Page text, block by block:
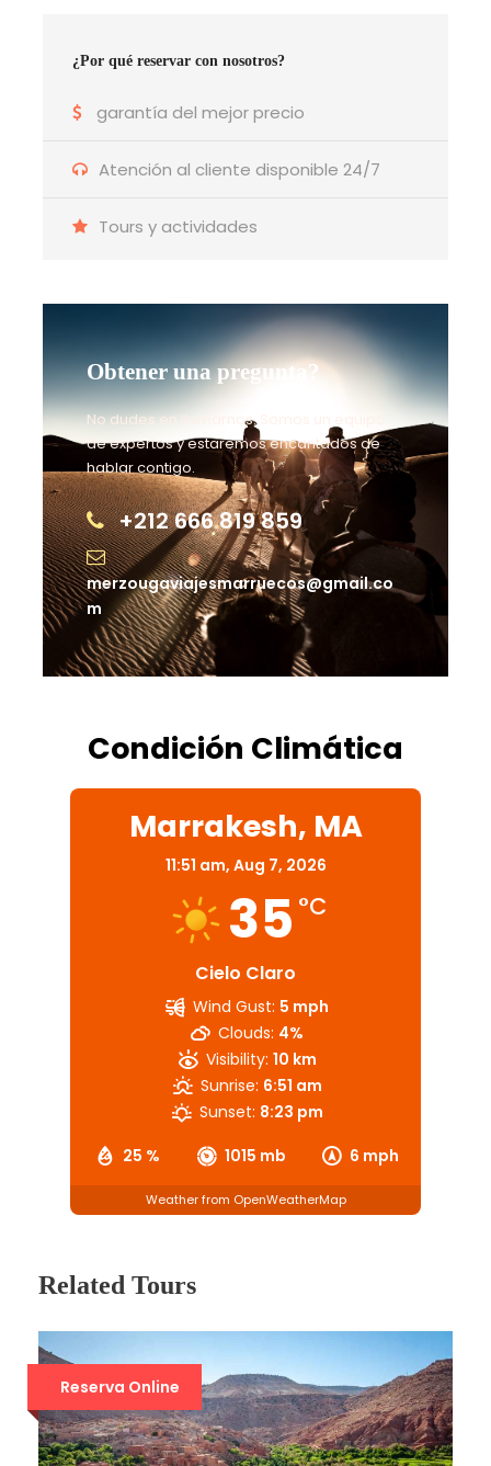
¿Por qué reservar con nosotros?
garantía del mejor precio
Atención al cliente disponible 24/7
Tours y actividades
Obtener una pregunta?
No dudes en llamarnos. Somos un equipo
de expertos y estaremos encantados de
hablar contigo.
+212 666 819 859
merzougaviajesmarruecos@gmail.co
m
Condición Climática
Marrakesh, MA
11:51 am, Aug 7, 2026
35 °C
Cielo Claro
25 % 1015 mb 6 mph
Wind Gust: 5 mph
Clouds: 4%
Visibility: 10 km
Sunrise: 6:51 am
Sunset: 8:23 pm
Weather from OpenWeatherMap
Related Tours
Reserva Online